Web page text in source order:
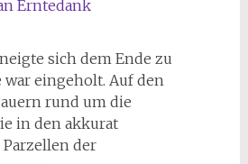
Erntedank
sich dem Ende zu
eingeholt. Auf den
rund um die
in den akkurat
der